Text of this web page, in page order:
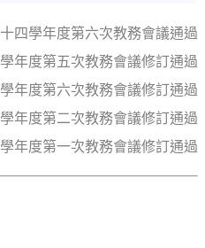
十四學年度第六次教務會議通過
年度第五次教務會議修訂通過
年度第六次教務會議修訂通過
學年度第二次教務會議修訂通過
年度第一次教務會議修訂通過